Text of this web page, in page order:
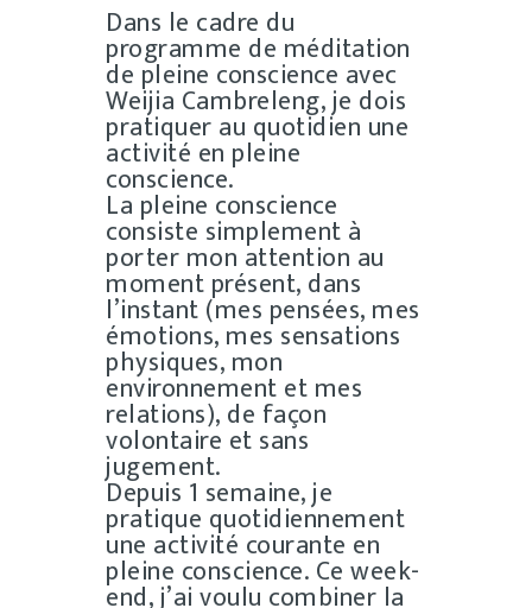
Dans le cadre du
programme de méditation
de pleine conscience avec
Weijia Cambreleng, je dois
pratiquer au quotidien une
activité en pleine
conscience.
La pleine conscience
consiste simplement à
porter mon attention au
moment présent, dans
l’instant (mes pensées, mes
émotions, mes sensations
physiques, mon
environnement et mes
relations), de façon
volontaire et sans
jugement.
Depuis 1 semaine, je
pratique quotidiennement
une activité courante en
pleine conscience. Ce week-
end, j’ai voulu combiner la